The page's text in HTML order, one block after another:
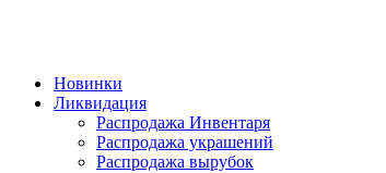
Новинки
Ликвидация
Распродажа Инвентаря
Распродажа украшений
Распродажа вырубок